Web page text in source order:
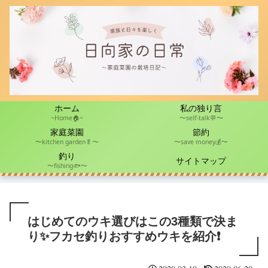
ホーム
~Home🏠~
私の独り言
〜self-talk💬〜
家庭菜園
〜kitchen garden🥬〜
節約
〜save money💰〜
釣り
〜fishing🐟〜 サイトマップ
はじめてのウキ選びはこの3種類で決ま
り✨フカセ釣りおすすめウキを紹介❗️